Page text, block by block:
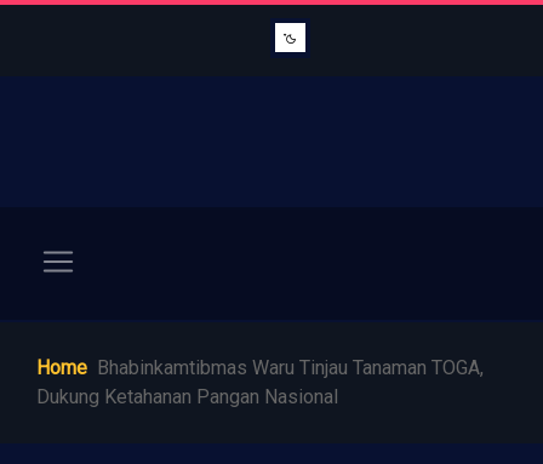
Home Bhabinkamtibmas Waru Tinjau Tanaman TOGA,
Dukung Ketahanan Pangan Nasional